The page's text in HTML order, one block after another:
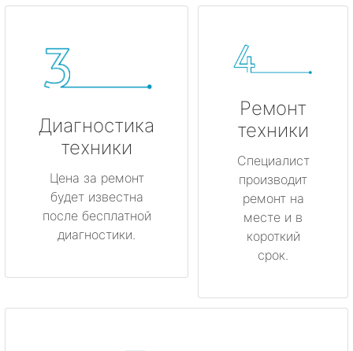
Диагностика
техники
Цена за ремонт
будет известна
после бесплатной
диагностики.
Ремонт
техники
Специалист
производит
ремонт на
месте и в
короткий
срок.